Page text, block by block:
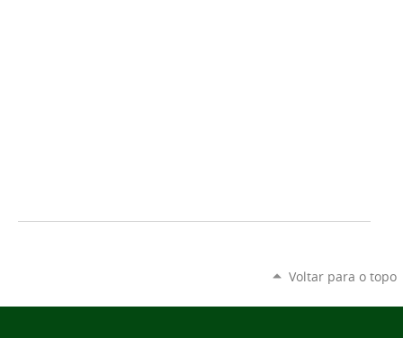
Voltar para o topo